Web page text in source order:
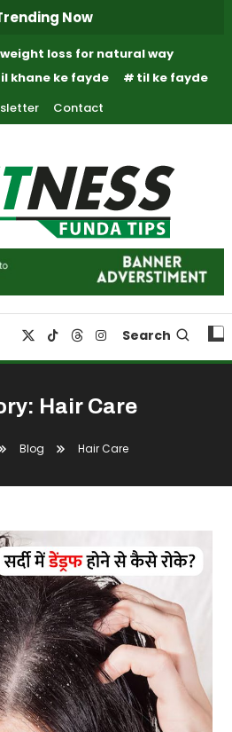
Now
weight loss for natural way
khane ke fayde
til ke fayde
Contact
Tips
Search
Hair Care
Blog Hair Care